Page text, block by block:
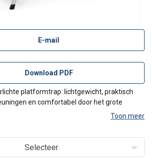
E-mail
Download PDF
platformtrap: lichtgewicht, praktisch
en comfortabel door het grote
voor ruimtebesparend vervoer.
Toon meer
Selecteer